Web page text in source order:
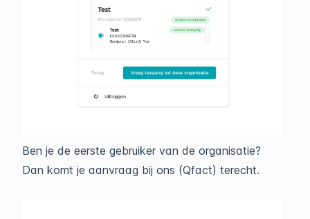
Ben je de eerste gebruiker van de organisatie?
Dan komt je aanvraag bij ons (Qfact) terecht.